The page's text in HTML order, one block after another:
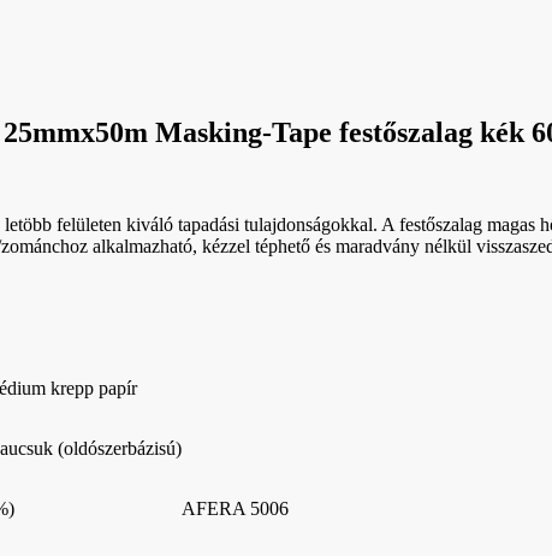
Masking-Tape festőszalag kék
felületen kiváló tapadási tulajdonságokkal. A festőszalag
alkalmazható, kézzel téphető és maradvány nélkül
krepp papír
(oldószerbázisú)
AFERA 5006